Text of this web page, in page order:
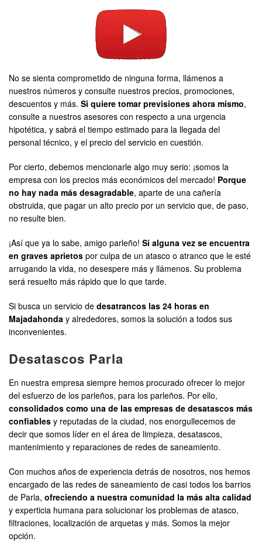
No se sienta comprometido de ninguna forma, llámenos a
nuestros números y consulte nuestros precios, promociones,
descuentos y más. Si quiere tomar previsiones ahora mismo,
consulte a nuestros asesores con respecto a una urgencia
hipotética, y sabrá el tiempo estimado para la llegada del
personal técnico, y el precio del servicio en cuestión.
Por cierto, debemos mencionarle algo muy serio: ¡somos la
empresa con los precios más económicos del mercado! Porque
no hay nada más desagradable, aparte de una cañería
obstruida, que pagar un alto precio por un servicio que, de paso,
no resulte bien.
¡Así que ya lo sabe, amigo parleño! Si alguna vez se encuentra
en graves aprietos por culpa de un atasco o atranco que le esté
arrugando la vida, no desespere más y llámenos. Su problema
será resuelto más rápido que lo que tarde.
Si busca un servicio de desatrancos las 24 horas en
Majadahonda y alrededores, somos la solución a todos sus
inconvenientes.
Desatascos Parla
En nuestra empresa siempre hemos procurado ofrecer lo mejor
del esfuerzo de los parleños, para los parleños. Por ello,
consolidados como una de las empresas de desatascos más
confiables y reputadas de la ciudad, nos enorgullecemos de
decir que somos líder en el área de limpieza, desatascos,
mantenimiento y reparaciones de redes de saneamiento.
Con muchos años de experiencia detrás de nosotros, nos hemos
encargado de las redes de saneamiento de casi todos los barrios
de Parla, ofreciendo a nuestra comunidad la más alta calidad
y experticia humana para solucionar los problemas de atasco,
filtraciones, localización de arquetas y más. Somos la mejor
opción.